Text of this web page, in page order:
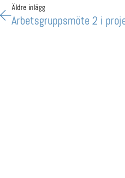
Arbetsgruppsmöte 2 i
Äldre inlägg